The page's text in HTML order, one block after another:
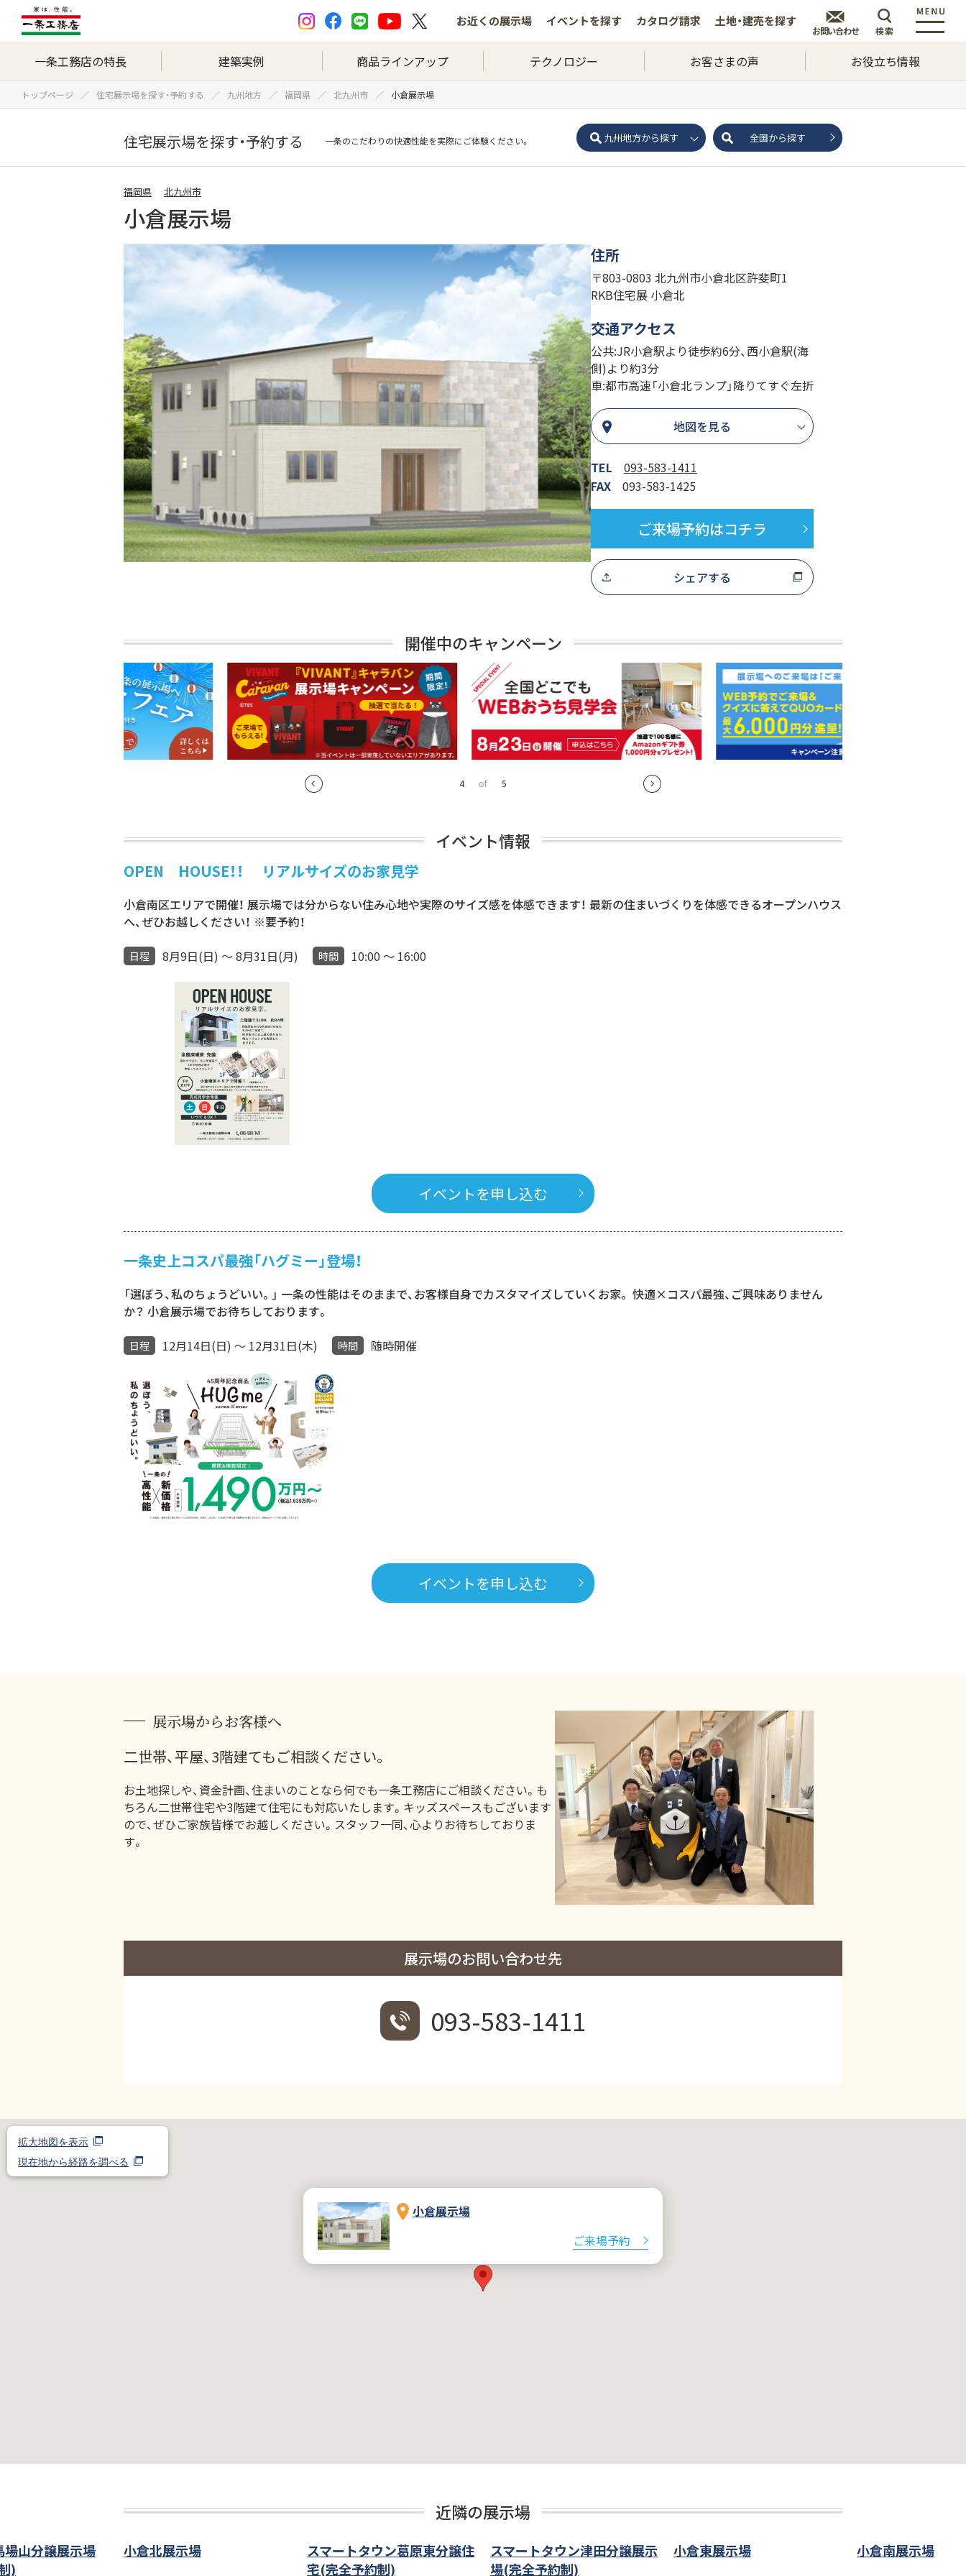
お近くの展示場 イベントを探す カタログ請求 土地・建売を探す
お問い合わせ 検索
一条工務店の特長 建築実例 商品ラインアップ テクノロジー お客さまの声 お役立ち情報
トップページ 住宅展示場を探す・予約する 九州地方 福岡県 北九州市 小倉展示場
住宅展示場を探す・予約する 一条のこだわりの快適性能を実際にご体験ください。 九州地方から探す 全国から探す
福岡県 北九州市
小倉展示場
住所
〒803-0803 北九州市小倉北区許斐町1
RKB住宅展 小倉北
交通アクセス
公共:JR小倉駅より徒歩約6分、西小倉駅(海
側)より約3分
車:都市高速「小倉北ランプ」降りてすぐ左折
地図を見る
TEL 093-583-1411
FAX 093-583-1425
ご来場予約はコチラ
シェアする
開催中のキャンペーン
4 of 5
イベント情報
OPEN HOUSE！！ リアルサイズのお家見学
小倉南区エリアで開催！ 展示場では分からない住み心地や実際のサイズ感を体感できます！ 最新の住まいづくりを体感できるオープンハウス
へ、ぜひお越しください！ ※要予約！
日程 8月9日(日) ～ 8月31日(月) 時間 10:00 ～ 16:00
イベントを申し込む
一条史上コスパ最強「ハグミー」登場！
「選ぼう、私のちょうどいい。」 一条の性能はそのままで、お客様自身でカスタマイズしていくお家。 快適×コスパ最強、ご興味ありません
か？ 小倉展示場でお待ちしております。
日程 12月14日(日) ～ 12月31日(木) 時間 随時開催
イベントを申し込む
展示場からお客様へ
二世帯、平屋、3階建てもご相談ください。
お土地探しや、資金計画、住まいのことなら何でも一条工務店にご相談ください。も
ちろん二世帯住宅や3階建て住宅にも対応いたします。キッズスペースもございます
ので、ぜひご家族皆様でお越しください。スタッフ一同、心よりお待ちしておりま
す。
展示場のお問い合わせ先
093-583-1411
拡大地図を表示
現在地から経路を調べる
小倉展示場
ご来場予約
近隣の展示場
場山分譲展示場
)
小倉北展示場
スマートタウン葛原東分譲住
宅(完全予約制)
スマートタウン津田分譲展示
場(完全予約制)
小倉東展示場 小倉南展示場